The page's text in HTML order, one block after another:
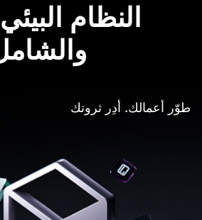
النظام
طوّر أعمالك. أدِر ثروتك